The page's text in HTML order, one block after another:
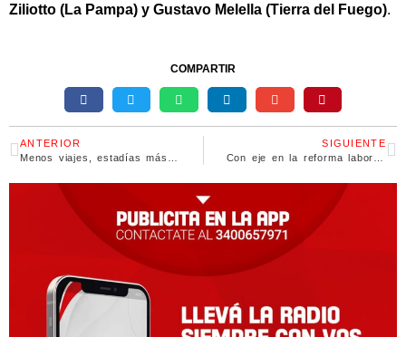
Ziliotto (La Pampa) y Gustavo Melella (Tierra del Fuego).
COMPARTIR
ANTERIOR
SIGUIENTE